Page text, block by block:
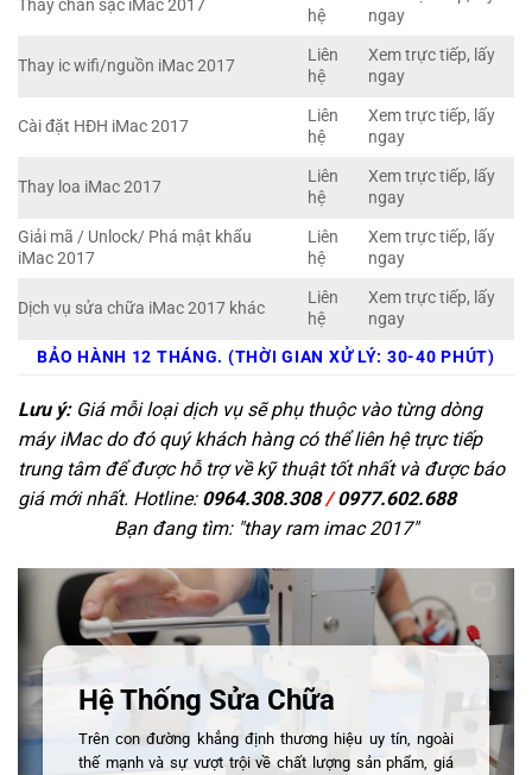
Thay chân sạc iMac 2017
hệ
ngay
Thay ic wifi/nguồn iMac 2017
Liên
hệ
Xem trực tiếp, lấy
ngay
Cài đặt HĐH iMac 2017
Liên
hệ
Xem trực tiếp, lấy
ngay
Thay loa iMac 2017
Liên
hệ
Xem trực tiếp, lấy
ngay
Giải mã / Unlock/ Phá mật khẩu
iMac 2017
Liên
hệ
Xem trực tiếp, lấy
ngay
Dịch vụ sửa chữa iMac 2017 khác
Liên
hệ
Xem trực tiếp, lấy
ngay
BẢO HÀNH 12 THÁNG. (THỜI GIAN XỬ LÝ: 30-40 PHÚT)
Lưu ý:Giá mỗi loại dịch vụ sẽ phụ thuộc vào từng dòng
máy iMac do đó quý khách hàng có thể liên hệ trực tiếp
trung tâm để được hỗ trợ về kỹ thuật tốt nhất và được báo
giá mới nhất. Hotline: 0964.308.308/0977.602.688
Bạn đang tìm: "thay ram imac 2017"
Hệ Thống Sửa Chữa
Trên con đường khẳng định thương hiệu uy tín, ngoài
thế mạnh và sự vượt trội về chất lượng sản phẩm, giá